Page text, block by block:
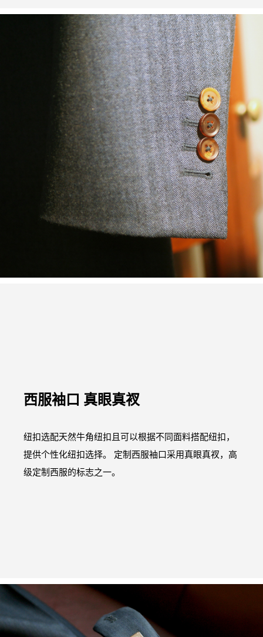
西服袖口 真眼真衩
纽扣选配天然牛角纽扣且可以根据不同面料搭配纽扣，
提供个性化纽扣选择。 定制西服袖口采用真眼真衩，高
级定制西服的标志之一。